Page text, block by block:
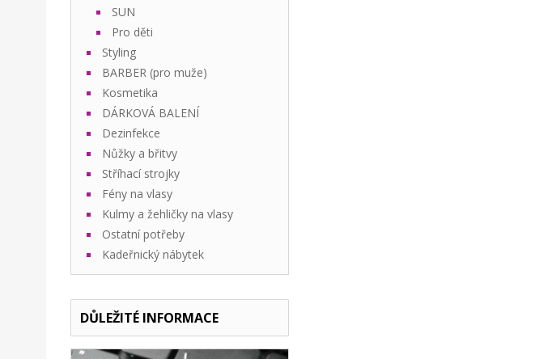
SUN
Pro děti
Styling
BARBER (pro muže)
Kosmetika
DÁRKOVÁ BALENÍ
Dezinfekce
Nůžky a břitvy
Stříhací strojky
Fény na vlasy
Kulmy a žehličky na vlasy
Ostatní potřeby
Kadeřnický nábytek
DŮLEŽITÉ INFORMACE